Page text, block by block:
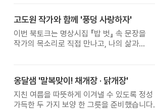
고도원 작가와 함께 '풍덩 사랑하자'
이번 북토크는 명상시집 『밥 벗』 속 문장을
작가의 목소리로 직접 만나고, 나의 삶과
옹달샘 '말복맞이! 채개장 · 닭개장'
지친 여름을 따뜻하게 이겨낼 수 있도록 정성
가득한 두 가지 보양 한 그릇을 준비했습니다.